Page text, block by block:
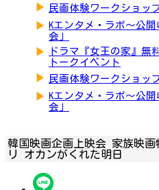
▶ 民画体験ワークショッ
▶ Kエンタメ・ラボ～公
会」
▶
ドラマ『女王の家』無
トークイベント
▶ 民画体験ワークショッ
▶ Kエンタメ・ラボ～公
会」
韓国映画企画上映会 家族映
リ オカンがくれた明日